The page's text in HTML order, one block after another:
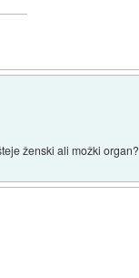
ženski ali možki organ?